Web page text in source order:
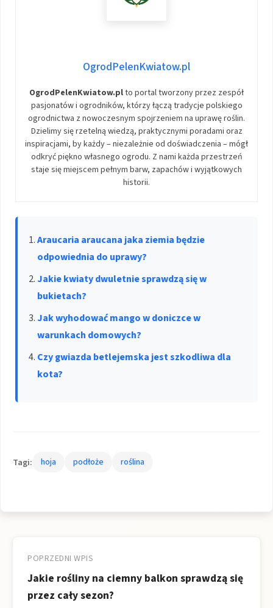
OgrodPelenKwiatow.pl
OgrodPelenKwiatow.plto portal tworzony przez zespół
pasjonatów i ogrodników, którzy łączą tradycje polskiego
ogrodnictwa z nowoczesnym spojrzeniem na uprawę roślin.
Dzielimy się rzetelną wiedzą, praktycznymi poradami oraz
inspiracjami, by każdy – niezależnie od doświadczenia – mógł
odkryć piękno własnego ogrodu. Z nami każda przestrzeń
staje się miejscem pełnym barw, zapachów i wyjątkowych
historii.
Araucaria araucana jaka ziemia będzie
odpowiednia do uprawy?
Jakie kwiaty dwuletnie sprawdzą się w
bukietach?
Jak wyhodować mango w doniczce w
warunkach domowych?
Czy gwiazda betlejemska jest szkodliwa dla
kota?
Tagi: hoja podłoże roślina
wpisu
POPRZEDNI WPIS
Jakie rośliny na ciemny balkon sprawdzą się
przez cały sezon?